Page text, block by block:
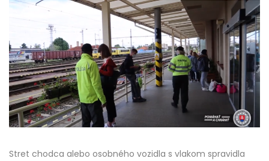
Stret chodca alebo osobného vozidla s vlakom spravidla